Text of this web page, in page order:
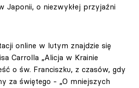
Japonii, o niezwykłej przyjaźni
online w lutym znajdzie się
Carrolla „Alicja w Krainie
o św. Franciszku, z czasów, gdy
za świętego - „O mniejszych